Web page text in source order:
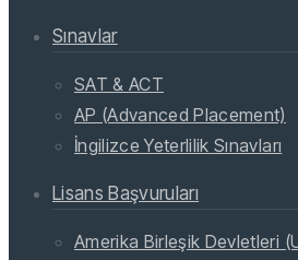
Sınavlar
SAT & ACT
AP (Advanced Placement)
İngilizce Yeterlilik Sınavları
Lisans Başvuruları
Amerika Birleşik Devletleri